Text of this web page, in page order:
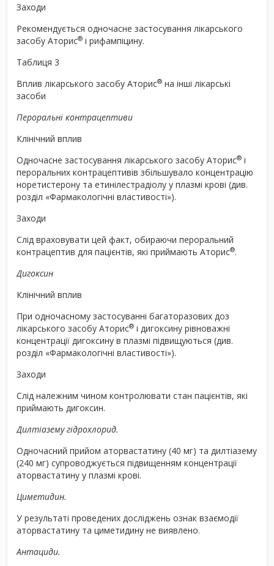
Заходи
Рекомендується одночасне застосування лікарського
засобу Аторис® і рифампіцину.
Таблиця 3
Вплив лікарського засобу Аторис® на інші лікарські
засоби
Пероральні контрацептиви
Клінічний вплив
Одночасне застосування лікарського засобу Аторис® і
пероральних контрацептивів збільшувало концентрацію
норетистерону та етинілестрадіолу у плазмі крові (див.
розділ «Фармакологічні властивості»).
Заходи
Слід враховувати цей факт, обираючи пероральний
контрацептив для пацієнтів, які приймають Аторис®.
Дигоксин
Клінічний вплив
При одночасному застосуванні багаторазових доз
лікарського засобу Аторис® і дигоксину рівноважні
концентрації дигоксину в плазмі підвищуються (див.
розділ «Фармакологічні властивості»).
Заходи
Слід належним чином контролювати стан пацієнтів, які
приймають дигоксин.
Дилтіазему гідрохлорид.
Одночасний прийом аторвастатину (40 мг) та дилтіазему
(240 мг) супроводжується підвищенням концентрації
аторвастатину у плазмі крові.
Циметидин.
У результаті проведених досліджень ознак взаємодії
аторвастатину та циметидину не виявлено.
Антациди.